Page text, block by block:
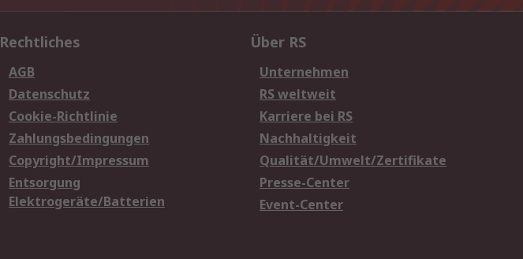
Rechtliches
AGB
Datenschutz
Cookie-Richtlinie
Zahlungsbedingungen
Copyright/Impressum
Entsorgung
Elektrogeräte/Batterien
Über RS
Unternehmen
RS weltweit
Karriere bei RS
Nachhaltigkeit
Qualität/Umwelt/Zertifikate
Presse-Center
Event-Center